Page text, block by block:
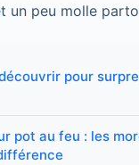
un peu molle
pour
pot au feu : les